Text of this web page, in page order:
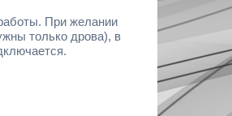
При желании
только дрова), в